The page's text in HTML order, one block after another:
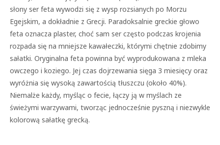
słony ser feta wywodzi się z wysp rozsianych po Morzu
Egejskim, a dokładnie z Grecji. Paradoksalnie greckie głowo
feta oznacza plaster, choć sam ser często podczas krojenia
rozpada się na mniejsze kawałeczki, którymi chętnie zdobimy
sałatki. Oryginalna feta powinna być wyprodukowana z mleka
owczego i koziego. Jej czas dojrzewania sięga 3 miesięcy oraz
wyróżnia się wysoką zawartością tłuszczu (około 40%).
Niemalże każdy, myśląc o fecie, łączy ją w myślach ze
świeżymi warzywami, tworząc jednocześnie pyszną i niezwykle
kolorową sałatkę grecką.